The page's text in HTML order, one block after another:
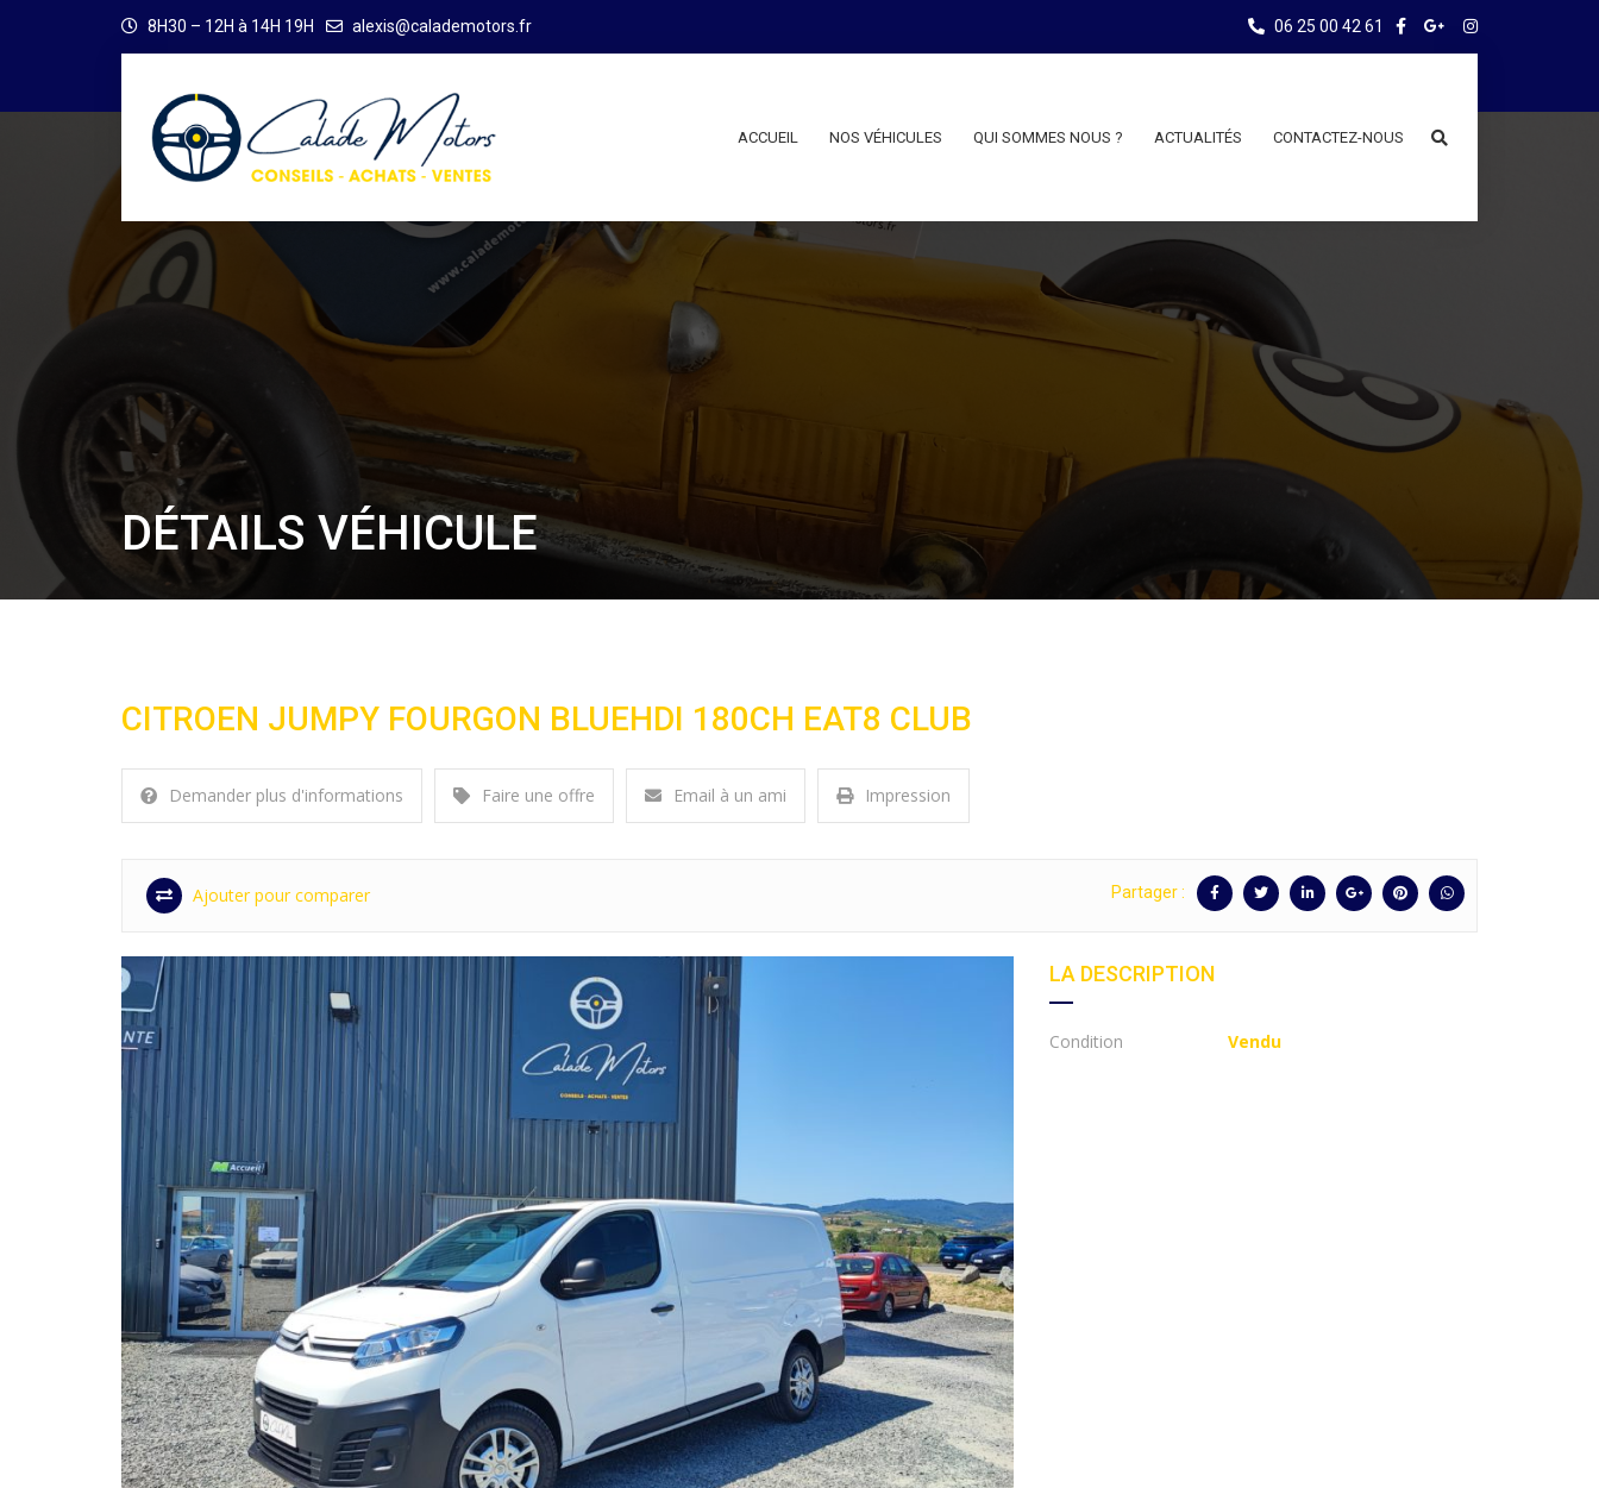
8H30 – 12H à 14H 19H alexis@calademotors.fr 06 25 00 42 61
ACCUEIL NOS VÉHICULES QUI SOMMES NOUS ? ACTUALITÉS CONTACTEZ-NOUS
DÉTAILS VÉHICULE
CITROEN JUMPY FOURGON BLUEHDI 180CH EAT8 CLUB
Demander plus d'informations Faire une offre Email à un ami Impression
Ajouter pour comparer Partager :
LA DESCRIPTION
Condition Vendu